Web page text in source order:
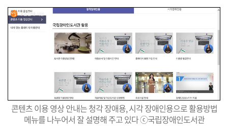
콘텐츠 이용 영상 안내는 청각 장애용, 시각 장애인용으로 활용방법
메뉴를 나누어서 잘 설명해 주고 있다ⓒ국립장애인도서관